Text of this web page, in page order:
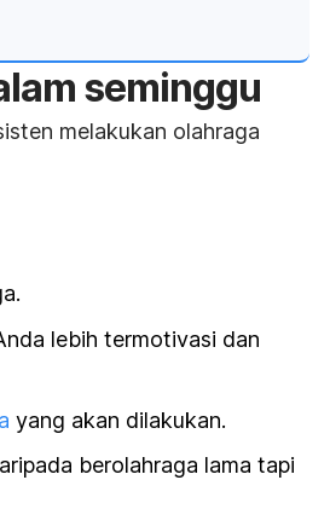
seminggu
melakukan olahraga
lebih termotivasi dan
yang akan dilakukan.
berolahraga lama tapi